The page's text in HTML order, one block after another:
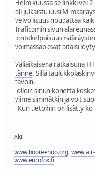
Helmikuussa se linkki vei
oli julkaistu uusi M-
velvollisuus noudattaa
Traficomin sivun
voimassaolevat pitäisi
Väliaikaisena ratkaisuna
tänne. Sillä
tavoin.
Jolloin sinun konetta
viimeisimmätkin ja voit
Kun tietoihin on lisätty ko
Aki
------------------------------------
www.hooteehoo.org,
www.eurofox.fi